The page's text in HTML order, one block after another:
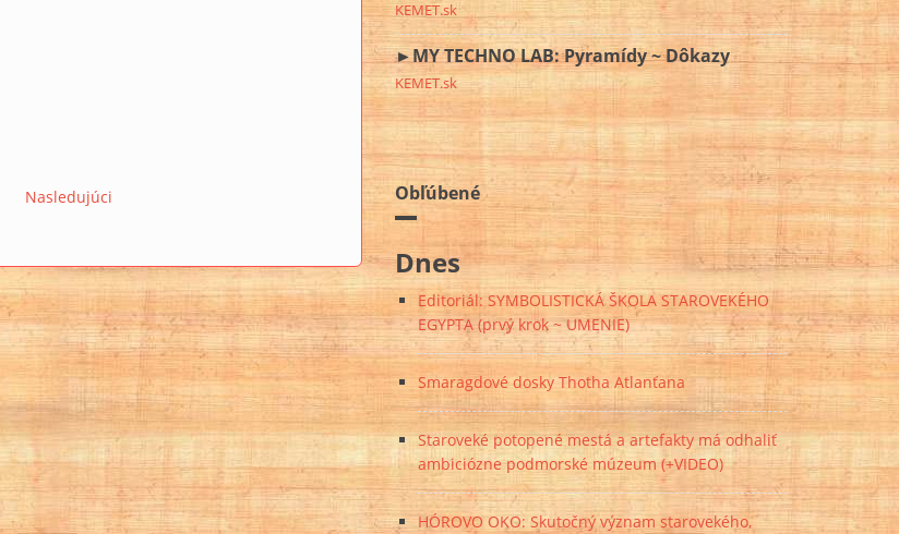
Nasledujúci
KEMET.sk
►MY TECHNO LAB: Pyramídy ~ Dôkazy
KEMET.sk
Obľúbené
Dnes
Editoriál: SYMBOLISTICKÁ ŠKOLA STAROVEKÉHO
EGYPTA (prvý krok ~ UMENIE)
Smaragdové dosky Thotha Atlanťana
Staroveké potopené mestá a artefakty má odhaliť
ambiciózne podmorské múzeum (+VIDEO)
HÓROVO OKO: Skutočný význam starovekého,